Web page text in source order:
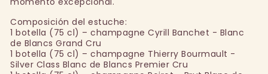
Composición del estuche:
1 botella (75 cl) – champagne Cyrill Banchet - Blanc
de Blancs Grand Cru
1 botella (75 cl) – champagne Thierry Bourmault -
Silver Class Blanc de Blancs Premier Cru